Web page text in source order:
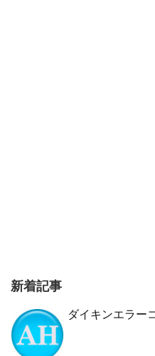
新着記事
ダイキンエラー